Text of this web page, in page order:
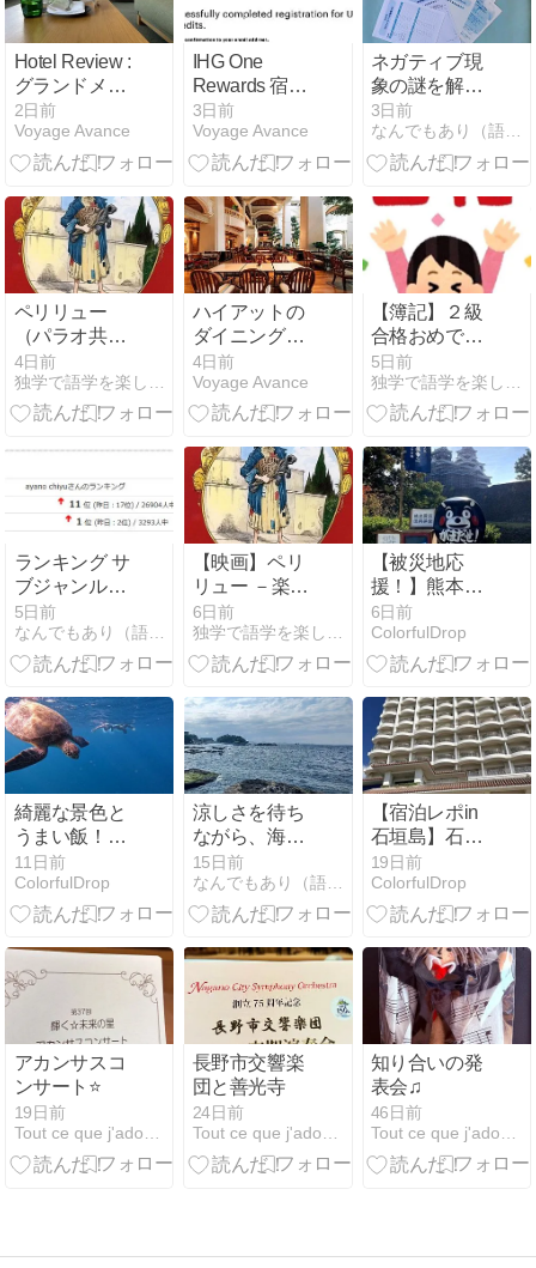
Hotel Review :
グランドメル
キュール那須
高原 クラシッ
クジュニアス
(Grand Mercue
Nasu Highland
Junior Suite
Room)
2日前
Voyage Avance
IHG One
Rewards 宿泊
実績2倍オフ
ァーの「5泊
版」も登場
3日前
Voyage Avance
ネガティブ現
象の謎を解く
書き込み式ワ
ークシート販
売開始 ♫ 初心
|PDF何度でも
印刷OK♫|
3日前
なんでもあり（語学、音楽、映画、スピ）
ペリリュー
（パラオ共和
国）
4日前
ハイアットの
ダイニングプ
ロモーション
アジア太平洋
で対象飲食が
に
4日前
Voyage Avance
【簿記】２級
合格おめでと
う！
5日前
ランキング サ
ブジャンル１
位 / メインジ
ャンル 11位で
「1」続き
5日前
なんでもあり（語学、音楽、映画、スピ）
【映画】ペリ
リュー －楽園
のゲルニカ－
6日前
【被災地応
援！】熊本に
ふるさと納税♪
楽天市場でお
買い物気分で
すすめふるさ
と納税まとめ
6日前
ColorfulDrop
綺麗な景色と
うまい飯！大
自然を感じる
石垣島２泊３
日の母娘旅行
11日前
ColorfulDrop
涼しさを待ち
ながら、海を
思うー水の気
配を探して
15日前
なんでもあり（語学、音楽、映画、スピ）
【宿泊レポin
石垣島】石垣
島イーストチ
ャイナシーに
泊まってみ
が嘘みたいに
オーシャンビ
ューで雰囲気
良し！リピし
たいホテルで
した！
19日前
ColorfulDrop
アカンサスコ
ンサート⭐️
19日前
長野市交響楽
団と善光寺
24日前
知り合いの発
表会♫
46日前